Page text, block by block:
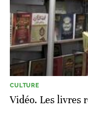
CULTURE
Vidéo. Les livres